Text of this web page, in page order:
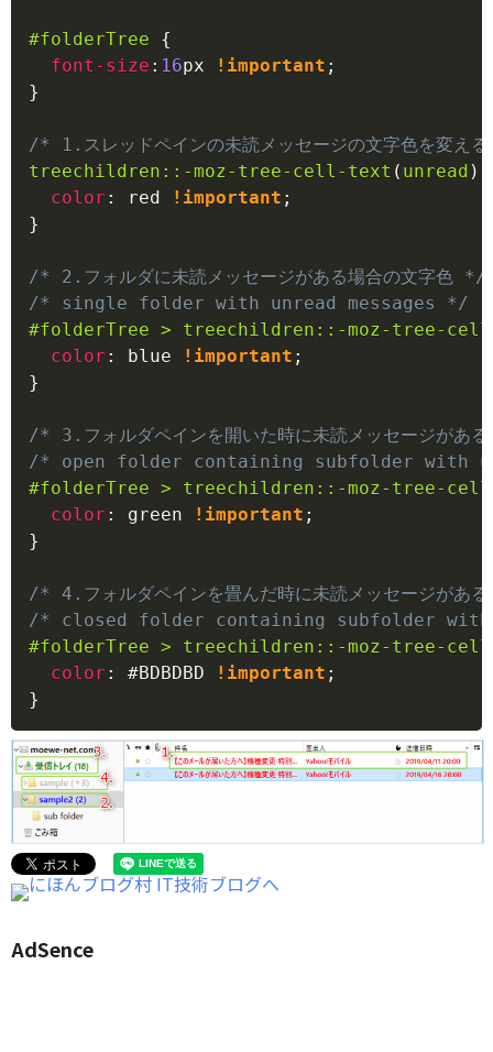
#folderTree
{
font-size : 16px !important ;
}
/* 1.スレッドペインの未読メッセージの文字色を変え
treechildren ::-moz-tree-cell-text ( unread )
color : red !important ;
}
/* 2.フォルダに未読メッセージがある場合の文字色 */
/* single folder with unread messages */
#folderTree > treechildren ::-moz-tree-
color : blue !important ;
}
/* 3.フォルダペインを開いた時に未読メッセージがあ
/* open folder containing subfolder with
#folderTree > treechildren ::-moz-tree-
color : green !important ;
}
/* 4.フォルダペインを畳んだ時に未読メッセージがあ
/* closed folder containing subfolder with
#folderTree > treechildren ::-moz-tree-
color : #BDBDBD !important ;
}
AdSence